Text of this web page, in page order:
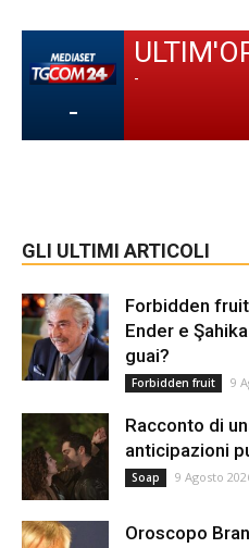
-
-
GLI ULTIMI ARTICOLI
Forbidden
Ender e
guai?
Forbidden fruit 9
Racconto di
anticipazioni
Soap 9 Agosto
Oroscopo